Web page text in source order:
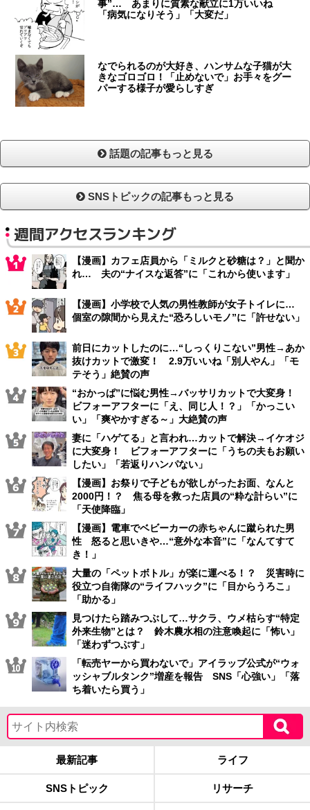
事”… あまりに質素な献立に1万いいね
「病気になりそう」「大変だ」
なでられるのが大好き、ハンサムな子猫が大
きなゴロゴロ！「止めないで」お手々をグー
パーする様子が愛らしすぎ
話題の記事もっと見る
SNSトピックの記事もっと見る
週間アクセスランキング
【漫画】カフェ店員から「ミルクと砂糖は？」と聞か
れ… 夫の“ナイスな返答”に「これから使います」
【漫画】小学校で人気の男性教師が女子トイレに…
個室の隙間から見えた“恐ろしいモノ”に「許せない」
前日にカットしたのに…“しっくりこない”男性→あか
抜けカットで激変！ 2.9万いいね「別人やん」「モ
テそう」絶賛の声
“おかっぱ”に悩む男性→バッサリカットで大変身！
ビフォーアフターに「え、同じ人！？」「かっこい
い」「爽やかすぎる～」大絶賛の声
妻に「ハゲてる」と言われ…カットで解決→イケオジ
に大変身！ ビフォーアフターに「うちの夫もお願い
したい」「若返りハンパない」
【漫画】お祭りで子どもが欲しがったお面、なんと
2000円！？ 焦る母を救った店員の“粋な計らい”に
「天使降臨」
【漫画】電車でベビーカーの赤ちゃんに蹴られた男
性 怒ると思いきや…“意外な本音”に「なんてすて
き！」
大量の「ペットボトル」が楽に運べる！？ 災害時に
役立つ自衛隊の“ライフハック”に「目からうろこ」
「助かる」
見つけたら踏みつぶして…サクラ、ウメ枯らす“特定
外来生物”とは？ 鈴木農水相の注意喚起に「怖い」
「迷わずつぶす」
「転売ヤーから買わないで」アイラップ公式が“ウォ
ッシャブルタンク”増産を報告 SNS「心強い」「落
ち着いたら買う」
最新記事 ライフ
SNSトピック リサーチ